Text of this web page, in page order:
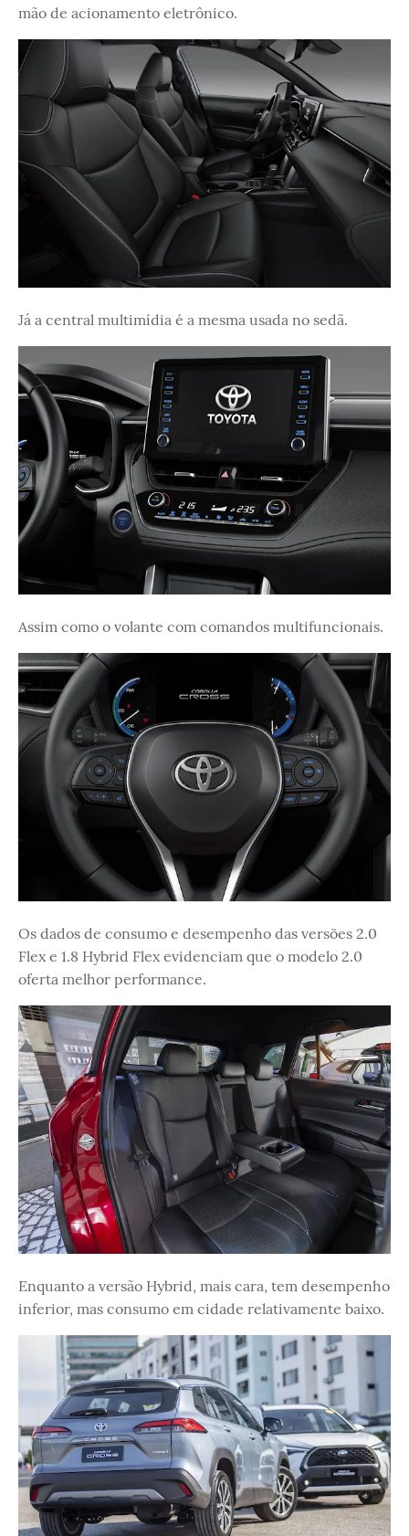
mão de acionamento eletrônico.
Já a central multimídia é a mesma usada no sedã.
Assim como o volante com comandos multifuncionais.
Os dados de consumo e desempenho das versões 2.0
Flex e 1.8 Hybrid Flex evidenciam que o modelo 2.0
oferta melhor performance.
Enquanto a versão Hybrid, mais cara, tem desempenho
inferior, mas consumo em cidade relativamente baixo.